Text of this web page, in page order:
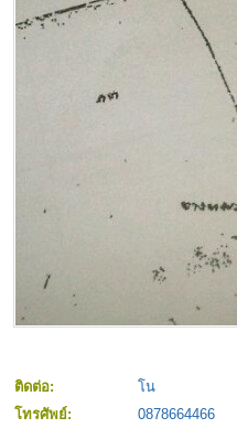
ติดต่อ: โน
โทรศัพย์:
0878664466